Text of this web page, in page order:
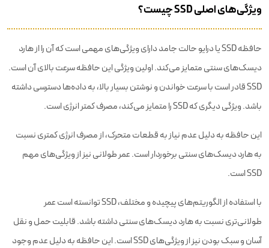
ویژگی‌های اصلی SSD چیست؟
حافظه SSD یا درایو حالت جامد دارای ویژگی‌های مهمی است که آن را از هارد
دیسک‌های سنتی متمایز می‌کند. اولین ویژگی این حافظه سرعت بالای آن است.
SSD قادر است با سرعت خواندن و نوشتن بسیار بالا، به داده‌ها دسترسی داشته
باشد. ویژگی دیگری که SSD را متمایز می‌کند، مصرف کمتر انرژی است.
این حافظه به دلیل عدم نیاز به قطعات متحرک، از مصرف انرژی کمتری نسبت
به هارد دیسک‌های سنتی برخوردار است. عمر طولانی نیز از ویژگی‌های مهم
SSD است.
با استفاده از الگوریتم‌های پیچیده و مختلف، SSD توانسته است عمر
طولانی‌تری نسبت به هارد دیسک‌های سنتی داشته باشد. قابلیت حمل و نقل
آسان و سبک بودن نیز از ویژگی‌های SSD است. این حافظه به دلیل عدم وجود